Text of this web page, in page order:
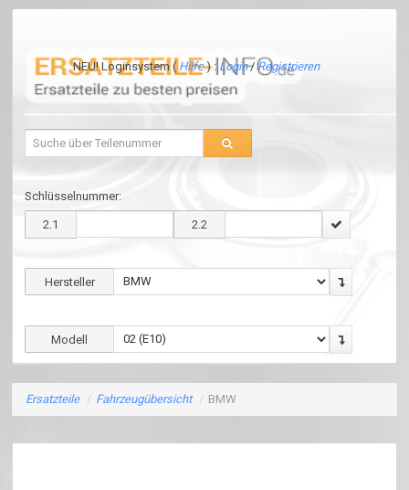
NEU! Loginsystem ( Hilfe) : Login/Registrieren
Schlüsselnummer:
2.1 2.2
Hersteller
Modell
Ersatzteile / Fahrzeugübersicht / BMW